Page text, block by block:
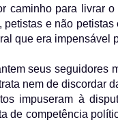
caminho para livrar
petistas e não
que era impensável
seus seguidores
nem de discordar
impuseram à
de competência